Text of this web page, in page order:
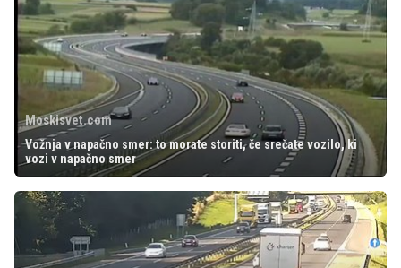
Moskisvet.com
Vožnja v napačno smer: to morate storiti, če srečate vozilo, ki
vozi v napačno smer